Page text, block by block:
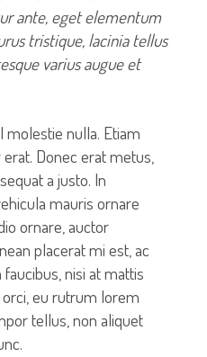
ante, eget elementum
tristique, lacinia tellus
varius augue et
molestie nulla. Etiam
Donec erat metus,
a justo. In
mauris ornare
ornare, auctor
placerat mi est, ac
nisi at mattis
eu rutrum lorem
tellus, non aliquet